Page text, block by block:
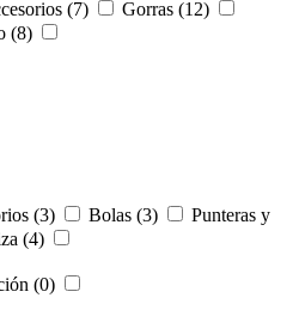
(7)
Gorras (12)
(8)
(3) Bolas (3)
Punteras y
(4)
(0)